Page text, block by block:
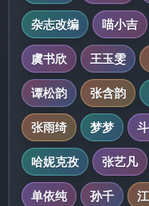
杂志改编
喵小吉
虞书欣
王玉雯
谭松韵
张含韵
张雨绮
梦梦
哈妮克孜
张艺凡
单依纯
孙千